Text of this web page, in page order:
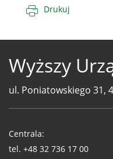
Drukuj
Wyższy
ul. Poniatowskiego 31,
WUG
Centrala:
tel. +48 32 736 17 00